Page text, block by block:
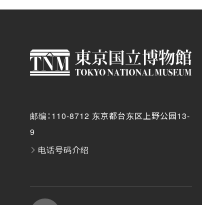
邮编：110-8712 东京都台东区上野公园13-
9
电话号码介绍